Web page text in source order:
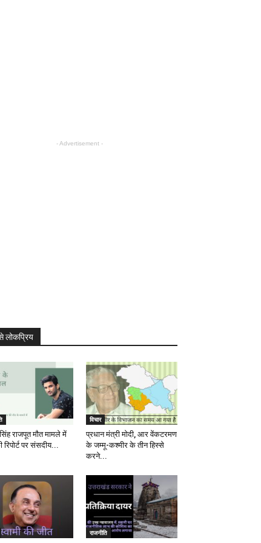
- Advertisement -
लोकप्रिय
राजपूत मौत मामले में
रिपोर्ट पर संसदीय...
विचार
प्रधान मंत्री मोदी, आर वेंकटरमण
के जम्मू-कश्मीर के तीन हिस्से
करने...
राजनीति